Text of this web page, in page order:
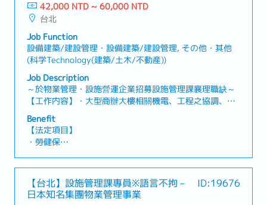
【企業福利】
・績效獎金 (1年2次發放，基本1.6個月)
・人事考核、調薪制度 (1年2次)
・員工健康檢查 (1年1次)
・新任到職即享有每半年3天的心靈充電假
・額外支付證照津貼
・證照課程訓練費用補助 (公司指定項目)
・迎新會、慶生會、部門聚餐、三節禮品
・免費零食無限供應、免費咖啡無限供應
・員工國內旅遊、家庭日
42,000 NTD ~ 60,000 NTD
台北
Job Function
設備建築/建設管理・設備建築/建設管理, その他・其他
(科学Technology(建築/土木/不動産))
Job Description
～於物業管理・設施營運企業招募設施管理課襄理職缺～
【工作内容】・大型商辦大樓相關機電、工程之協調、現
場之管理・負責空調和機電設備、消防系統異常處理及緊
急應變・管理相關計劃的訂定與實施・相關業務廠商的管
理、協調、請購（指示、統籌、監督）・管理業務各項定
期報告、資料分析・機電設備耗材管理及請購・支援公司
其他案場・協助案場駐點主管・執行主管交辦事項【補充
年至日本總部研修一週
Benefit
【法定項目】
・勞健保
・各種休假(特別休假、婚假、喪假、生理假、產檢假、陪
產假、產假、育嬰假)
・退休金
【台北】設施管理課專員※語言不拘－
日本知名集團物業管理事業
ID:19676